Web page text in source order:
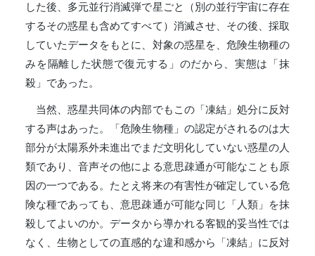
した後、多元並行消滅弾で星ごと（別の並行宇宙に存在
するその惑星も含めてすべて）消滅させ、その後、採取
していたデータをもとに、対象の惑星を、危険生物種の
みを隔離した状態で復元する」のだから、実態は「抹
殺」であった。
当然、惑星共同体の内部でもこの「凍結」処分に反対
する声はあった。「危険生物種」の認定がされるのは大
部分が太陽系外未進出でまだ文明化していない惑星の人
類であり、音声その他による意思疎通が可能なことも原
因の一つである。たとえ将来の有害性が確定している危
険な種であっても、意思疎通が可能な同じ「人類」を抹
殺してよいのか。データから導かれる客観的妥当性では
なく、生物としての直感的な違和感から「凍結」に反対